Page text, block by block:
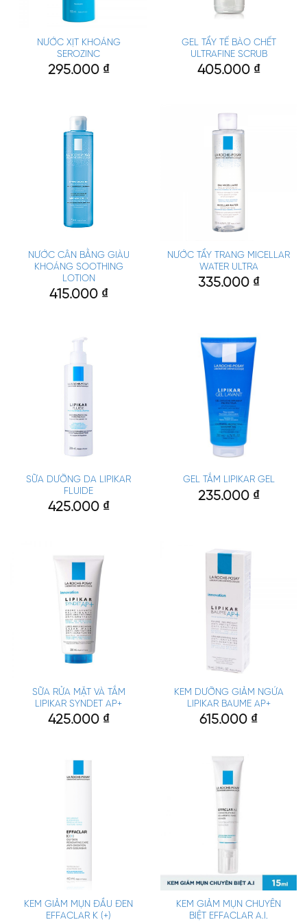
NƯỚC XỊT KHOÁNG
SEROZINC
295.000 ₫
GEL TẨY TẾ BÀO CHẾT
ULTRAFINE SCRUB
405.000 ₫
NƯỚC CÂN BẰNG GIÀU
KHOÁNG SOOTHING
LOTION
415.000 ₫
NƯỚC TẨY TRANG MICELLAR
WATER ULTRA
335.000 ₫
SỮA DƯỠNG DA LIPIKAR
FLUIDE
425.000 ₫
GEL TẮM LIPIKAR GEL
235.000 ₫
SỮA RỬA MẶT VÀ TẮM
LIPIKAR SYNDET AP+
425.000 ₫
KEM DƯỠNG GIẢM NGỨA
LIPIKAR BAUME AP+
615.000 ₫
KEM GIẢM MỤN ĐẦU ĐEN
EFFACLAR K (+)
KEM GIẢM MỤN CHUYÊN
BIỆT EFFACLAR A.I.